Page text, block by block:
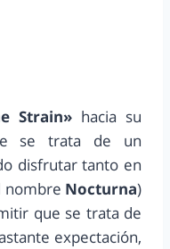
Strain» hacia su
se trata de un
disfrutar tanto en
nombre Nocturna)
que se trata de
expectación,